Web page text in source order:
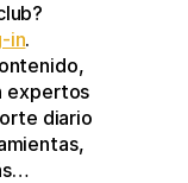
in.
expertos
diario